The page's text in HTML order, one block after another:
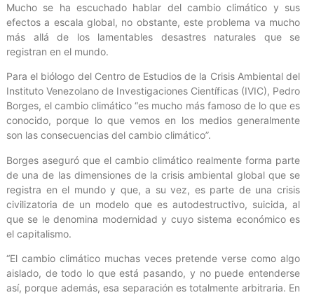
Mucho se ha escuchado hablar del cambio climático y sus
efectos a escala global, no obstante, este problema va mucho
más allá de los lamentables desastres naturales que se
registran en el mundo.
Para el biólogo del Centro de Estudios de la Crisis Ambiental del
Instituto Venezolano de Investigaciones Científicas (IVIC), Pedro
Borges, el cambio climático “es mucho más famoso de lo que es
conocido, porque lo que vemos en los medios generalmente
son las consecuencias del cambio climático”.
Borges aseguró que el cambio climático realmente forma parte
de una de las dimensiones de la crisis ambiental global que se
registra en el mundo y que, a su vez, es parte de una crisis
civilizatoria de un modelo que es autodestructivo, suicida, al
que se le denomina modernidad y cuyo sistema económico es
el capitalismo.
“El cambio climático muchas veces pretende verse como algo
aislado, de todo lo que está pasando, y no puede entenderse
así, porque además, esa separación es totalmente arbitraria. En